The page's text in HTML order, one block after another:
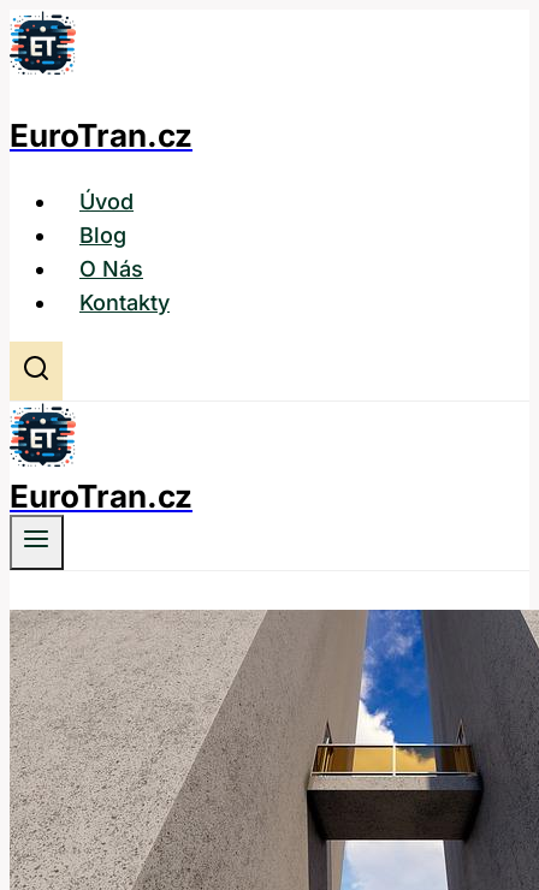
Přeskočit
na
EuroTran.cz
Úvod
Blog
O Nás
Kontakty
EuroTran.cz